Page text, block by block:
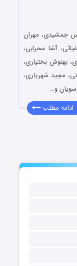
جمشیدی، مهران
آشا محرابی،
بهنوش بختیاری،
مجید شهریاری،
و…
ادامه مطلب